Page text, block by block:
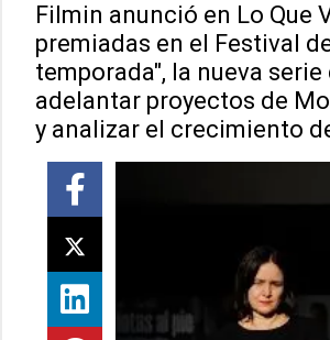
Filmin anunció en Lo Que
premiadas en el Festival
temporada", la nueva
adelantar proyectos de
y analizar el crecimiento